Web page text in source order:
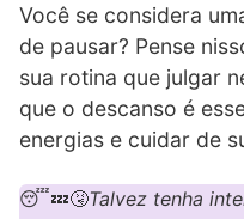
Você se considera
de pausar? Pense
sua rotina que julgar
que o descanso é
energias e cuidar de
😴💤🤧Talvez tenha